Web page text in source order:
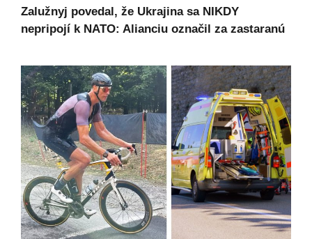
Zalužnyj povedal, že Ukrajina sa NIKDY
nepripojí k NATO: Alianciu označil za zastaranú